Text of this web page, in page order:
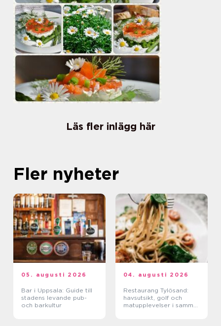
Läs fler inlägg här
Fler nyheter
05. augusti 2026
Bar i Uppsala: Guide till
stadens levande pub-
och barkultur
04. augusti 2026
Restaurang Tylösand:
havsutsikt, golf och
matupplevelser i samma